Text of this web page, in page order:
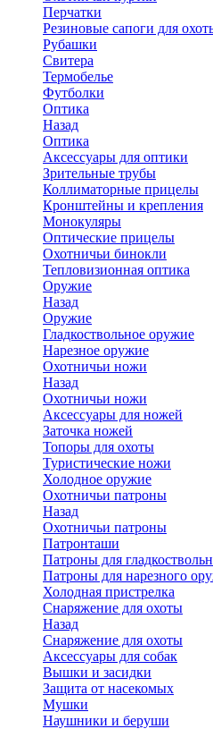
Перчатки
Резиновые сапоги для
Рубашки
Свитера
Термобелье
Футболки
Оптика
Назад
Оптика
Аксессуары для оптики
Зрительные трубы
Коллиматорные прицелы
Кронштейны и крепления
Монокуляры
Оптические прицелы
Охотничьи бинокли
Тепловизионная оптика
Оружие
Назад
Оружие
Гладкоствольное оружие
Нарезное оружие
Охотничьи ножи
Назад
Охотничьи ножи
Аксессуары для ножей
Заточка ножей
Топоры для охоты
Туристические ножи
Холодное оружие
Охотничьи патроны
Назад
Охотничьи патроны
Патронташи
Патроны для
Патроны для нарезного
Холодная пристрелка
Снаряжение для охоты
Назад
Снаряжение для охоты
Аксессуары для собак
Вышки и засидки
Защита от насекомых
Мушки
Наушники и беруши